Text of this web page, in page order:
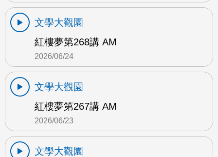
文學大觀園
紅樓夢第268講 AM
2026/06/24
文學大觀園
紅樓夢第267講 AM
2026/06/23
文學大觀園